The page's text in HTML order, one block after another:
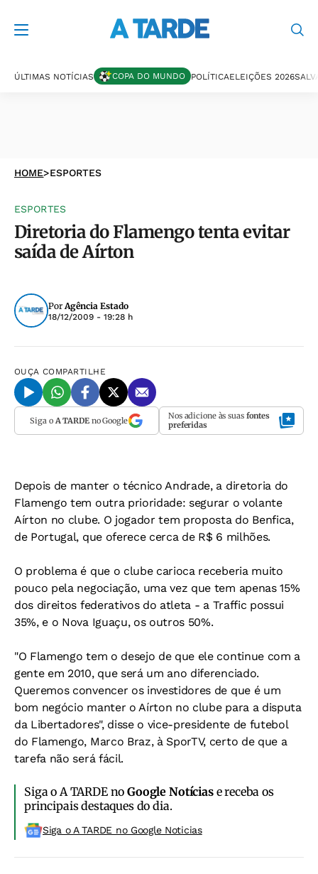
ÚLTIMAS NOTÍCIAS COPA DO MUNDO POLÍTICAELEIÇÕES 2026
HOME>ESPORTES
ESPORTES
Diretoria do Flamengo tenta evitar
saída de Aírton
PorAgência Estado
18/12/2009 - 19:28 h
OUÇA COMPARTILHE
Siga o A TARDEno Google Nos adicione às suas fontes
preferidas
Depois de manter o técnico Andrade, a diretoria do
Flamengo tem outra prioridade: segurar o volante
Aírton no clube. O jogador tem proposta do Benfica,
de Portugal, que oferece cerca de R$ 6 milhões.
O problema é que o clube carioca receberia muito
pouco pela negociação, uma vez que tem apenas 15%
dos direitos federativos do atleta - a Traffic possui
35%, e o Nova Iguaçu, os outros 50%.
"O Flamengo tem o desejo de que ele continue com a
gente em 2010, que será um ano diferenciado.
Queremos convencer os investidores de que é um
bom negócio manter o Aírton no clube para a disputa
da Libertadores", disse o vice-presidente de futebol
do Flamengo, Marco Braz, à SporTV, certo de que a
tarefa não será fácil.
Siga o A TARDE noGoogle Notíciase receba os
principais destaques do dia.
Siga o A TARDE no Google Noticias